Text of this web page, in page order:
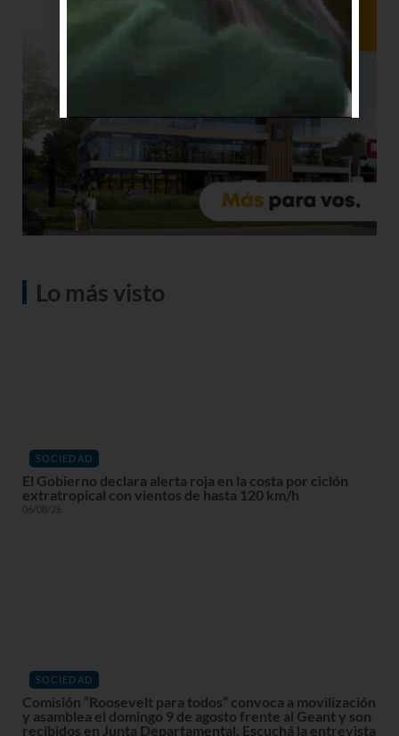
Lo más visto
SOCIEDAD
El Gobierno declara alerta roja en la costa por ciclón
extratropical con vientos de hasta 120 km/h
06/08/26
SOCIEDAD
Comisión “Roosevelt para todos” convoca a movilización
y asamblea el domingo 9 de agosto frente al Geant y son
recibidos en Junta Departamental. Escuchá la entrevista